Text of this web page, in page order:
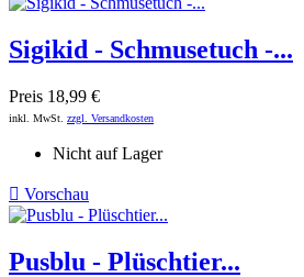
Sigikid - Schmusetuch -...
Preis 18,99 €
inkl. MwSt. zzgl. Versandkosten
Nicht auf Lager
 Vorschau
Pusblu - Plüschtier...